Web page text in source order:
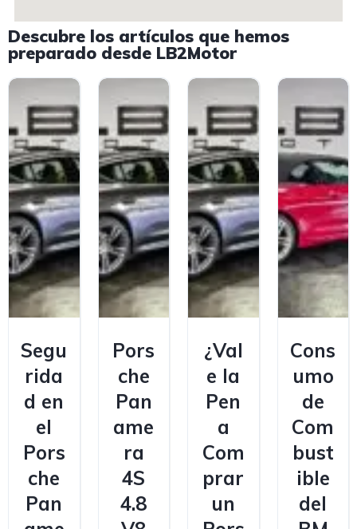
Descubre los artículos que hemos
preparado desde LB2Motor
Segu
rida
d en
el
Pors
che
Pan
Pors
che
Pan
ame
ra
4S
4.8
¿Val
e la
Pen
a
Com
prar
un
Cons
umo
de
Com
bust
ible
del